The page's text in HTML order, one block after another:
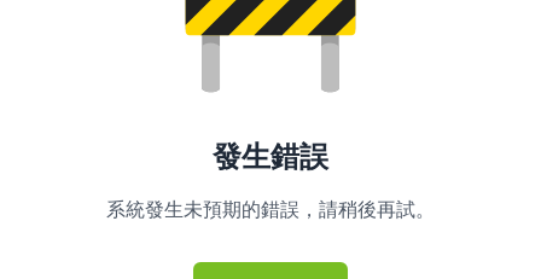
發生錯誤
系統發生未預期的錯誤，請稍後再試。